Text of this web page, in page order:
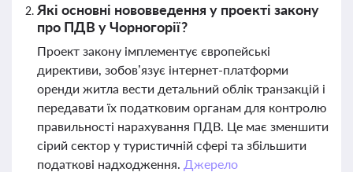
Які основні нововведення у проекті закону
про ПДВ у Чорногорії?
Проект закону імплементує європейські
директиви, зобов’язує інтернет-платформи
оренди житла вести детальний облік транзакцій і
передавати їх податковим органам для контролю
правильності нарахування ПДВ. Це має зменшити
сірий сектор у туристичній сфері та збільшити
податкові надходження. Джерело